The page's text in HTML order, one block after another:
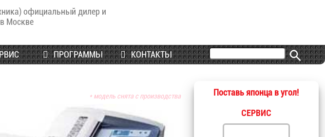
официальный дилер и
Москве
ПРОГРАММЫ КОНТАКТЫ
* модель снята с производства Поставь японца в угол!
СЕРВИС